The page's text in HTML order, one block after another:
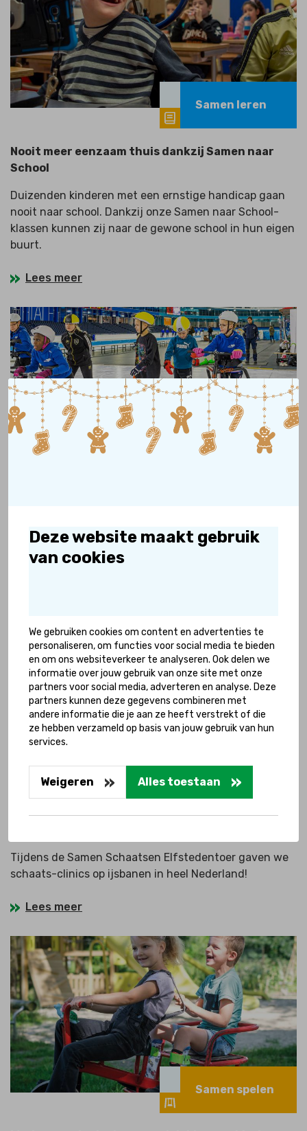
Deze website maakt gebruik
van cookies
We gebruiken cookies om content en advertenties te
personaliseren, om functies voor social media te bieden
en om ons websiteverkeer te analyseren. Ook delen we
informatie over jouw gebruik van onze site met onze
partners voor social media, adverteren en analyse. Deze
partners kunnen deze gegevens combineren met
andere informatie die je aan ze heeft verstrekt of die
ze hebben verzameld op basis van jouw gebruik van hun
services.
Weigeren Alles toestaan
Samen leren
Nooit meer eenzaam thuis dankzij Samen naar
School
Duizenden kinderen met een ernstige handicap gaan
nooit naar school. Dankzij onze Samen naar School-
klassen kunnen zij naar de gewone school in hun eigen
buurt.
Lees meer
Dankzij Frame Schaatsen kunnen nu ook kinderen met
Samen sporten
Tijdens de Samen Schaatsen Elfstedentoer gaven we
schaats-clinics op ijsbanen in heel Nederland!
Lees meer
Samen spelen